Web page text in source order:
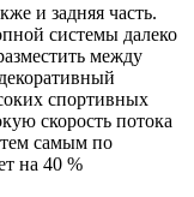
и задняя часть.
системы далеко
между
спортивных
скорость потока
самым по
на 40 %